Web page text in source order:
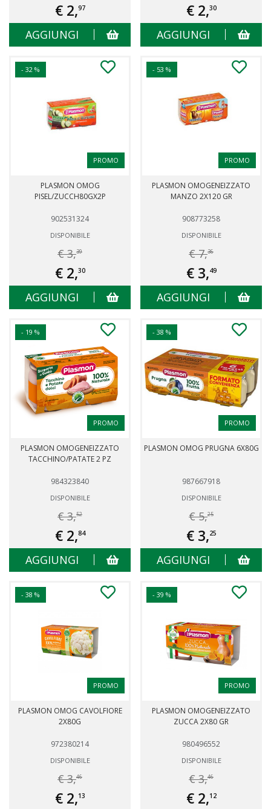
€ 2,97
AGGIUNGI
€ 2,30
AGGIUNGI
- 32 %
PROMO
PLASMON OMOG
PISEL/ZUCCH80GX2P
902531324
DISPONIBILE
€ 3,39
€ 2,30
AGGIUNGI
- 53 %
PROMO
PLASMON OMOGENEIZZATO
MANZO 2X120 GR
908773258
DISPONIBILE
€ 7,36
€ 3,49
AGGIUNGI
- 19 %
PROMO
PLASMON OMOGENEIZZATO
TACCHINO/PATATE 2 PZ
984323840
DISPONIBILE
€ 3,52
€ 2,84
AGGIUNGI
- 38 %
PROMO
PLASMON OMOG PRUGNA 6X80G
987667918
DISPONIBILE
€ 5,25
€ 3,25
AGGIUNGI
- 38 %
PROMO
PLASMON OMOG CAVOLFIORE
2X80G
972380214
DISPONIBILE
€ 3,46
€ 2,13
- 39 %
PROMO
PLASMON OMOGENEIZZATO
ZUCCA 2X80 GR
980496552
DISPONIBILE
€ 3,46
€ 2,12